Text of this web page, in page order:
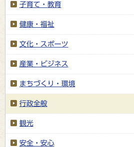
子育て・教育
健康・福祉
文化・スポーツ
産業・ビジネス
まちづくり・環境
行政全般
観光
安全・安心